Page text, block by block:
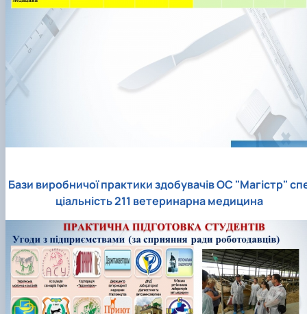
Бази виробничої практики здобувачів ОС "Магістр"
ціальність 211 ветеринарна медицина